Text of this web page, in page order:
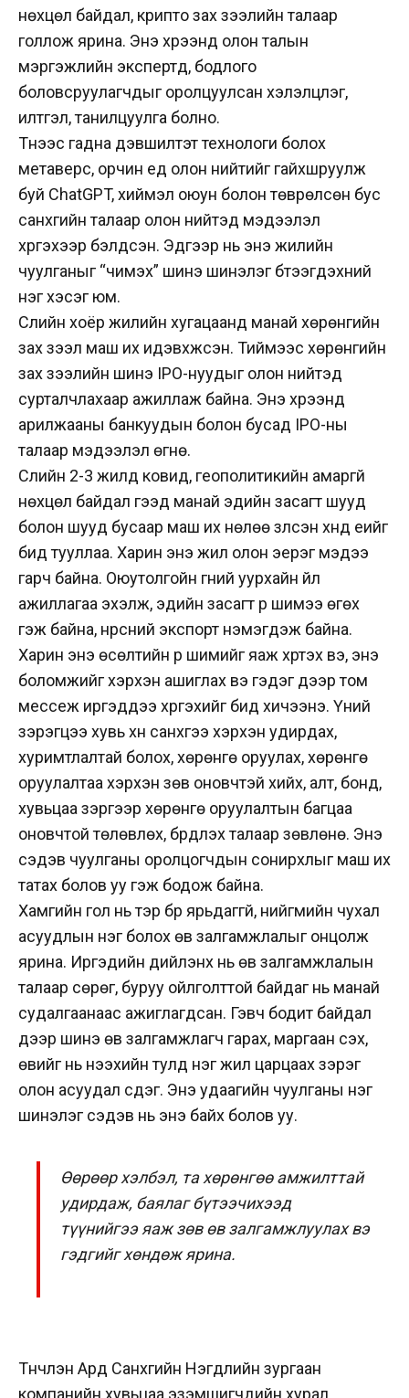
нөхцөл байдал, крипто зах зээлийн талаар
голлож ярина. Энэ хүрээнд олон талын
мэргэжлийн экспертүүд, бодлого
боловсруулагчдыг оролцуулсан хэлэлцүүлэг,
илтгэл, танилцуулга болно.
Түүнээс гадна дэвшилтэт технологи болох
метаверс, орчин үед олон нийтийг гайхшруулж
буй ChatGPT, хиймэл оюун болон төврөлсөн бус
санхүүгийн талаар олон нийтэд мэдээлэл
хүргэхээр бэлдсэн. Эдгээр нь энэ жилийн
чуулганыг “чимэх” шинэ шинэлэг бүтээгдэхүүний
нэг хэсэг юм.
Сүүлийн хоёр жилийн хугацаанд манай хөрөнгийн
зах зээл маш их идэвхжсэн. Тиймээс хөрөнгийн
зах зээлийн шинэ IPO-нуудыг олон нийтэд
сурталчлахаар ажиллаж байна. Энэ хүрээнд
арилжааны банкуудын болон бусад IPO-ны
талаар мэдээлэл өгнө.
Сүүлийн 2-3 жилд ковид, геополитикийн амаргүй
нөхцөл байдал гээд манай эдийн засагт шууд
болон шууд бусаар маш их нөлөө үзүүлсэн хүнд үеийг
бид тууллаа. Харин энэ жил олон эерэг мэдээ
гарч байна. Оюутолгойн гүний уурхайн үйл
ажиллагаа эхэлж, эдийн засагт үр шимээ өгөх
гэж байна, нүүрсний экспорт нэмэгдэж байна.
Харин энэ өсөлтийн үр шимийг яаж хүртэх вэ, энэ
боломжийг хэрхэн ашиглах вэ гэдэг дээр том
мессеж иргэддээ хүргэхийг бид хичээнэ. Үүний
зэрэгцээ хувь хүн санхүүгээ хэрхэн удирдах,
хуримтлалтай болох, хөрөнгө оруулах, хөрөнгө
оруулалтаа хэрхэн зөв оновчтэй хийх, алт, бонд,
хувьцаа зэргээр хөрөнгө оруулалтын багцаа
оновчтой төлөвлөх, бүрдүүлэх талаар зөвлөнө. Энэ
сэдэв чуулганы оролцогчдын сонирхлыг маш их
татах болов уу гэж бодож байна.
Хамгийн гол нь тэр бүр ярьдаггүй, нийгмийн чухал
асуудлын нэг болох өв залгамжлалыг онцолж
ярина. Иргэдийн дийлэнх нь өв залгамжлалын
талаар сөрөг, буруу ойлголттой байдаг нь манай
судалгаанаас ажиглагдсан. Гэвч бодит байдал
дээр шинэ өв залгамжлагч гарах, маргаан үүсэх,
өвийг нь нээхийн тулд нэг жил царцаах зэрэг
олон асуудал үүсдэг. Энэ удаагийн чуулганы нэг
шинэлэг сэдэв нь энэ байх болов уу.
Өөрөөр хэлбэл, та хөрөнгөө амжилттай
удирдаж, баялаг бүтээчихээд
түүнийгээ яаж зөв өв залгамжлуулах вэ
гэдгийг хөндөж ярина.
Түүнчлэн Ард Санхүүгийн Нэгдлийн зургаан
компанийн хувьцаа эзэмшигчдийн хурал